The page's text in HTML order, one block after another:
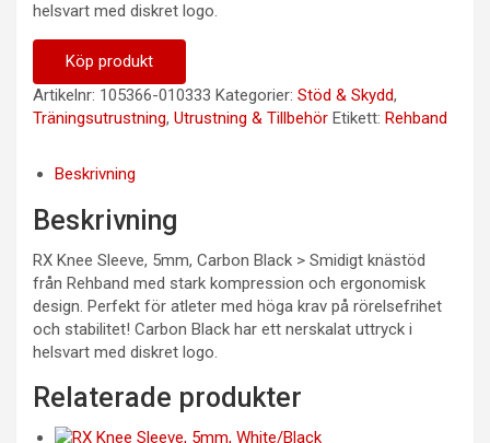
helsvart med diskret logo.
Köp produkt
Artikelnr: 105366-010333 Kategorier: Stöd & Skydd,
Träningsutrustning, Utrustning & Tillbehör Etikett: Rehband
Beskrivning
Beskrivning
RX Knee Sleeve, 5mm, Carbon Black > Smidigt knästöd
från Rehband med stark kompression och ergonomisk
design. Perfekt för atleter med höga krav på rörelsefrihet
och stabilitet! Carbon Black har ett nerskalat uttryck i
helsvart med diskret logo.
Relaterade produkter